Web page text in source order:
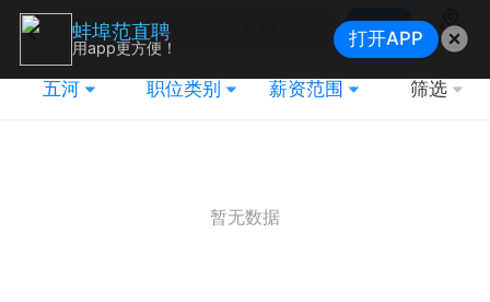
搜索
地图
五河 职位类别 薪资范围 筛选
暂无数据
蚌埠范直聘
用app更方便！ 打开APP